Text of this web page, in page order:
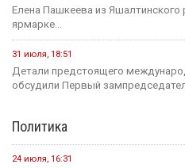
Елена Пашкеева из Яшалтинского
ярмарке...
31 июля, 18:51
Детали предстоящего
обсудили Первый
Политика
24 июля, 16:31